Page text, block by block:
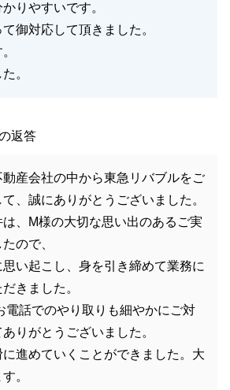
りやすいです。
御対応して頂きました。
。
返答
産会社の中から東急リバブルをご
、誠にありがとうございました。
、M様の大切な思い出のあるご実
ので、
い起こし、身を引き締めて業務に
きました。
電話でのやり取りも細やかにご対
りがとうございました。
進めていくことができました。大
。